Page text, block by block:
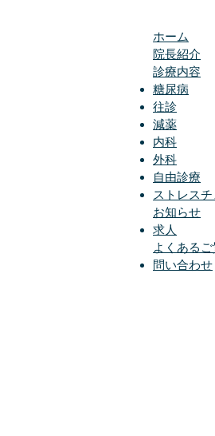
ホーム
院長紹介
診療内容
糖尿病
往診
減薬
内科
外科
自由診療
ストレスチ
お知らせ
求人
よくあるご
問い合わせ